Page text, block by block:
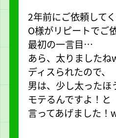
2年前にご依頼して
O様がリピートでご
最初の一言目…
あら、太りました
ディスられたので、
男は、少し太ったほ
モテるんですよ！と
言ってあげました！